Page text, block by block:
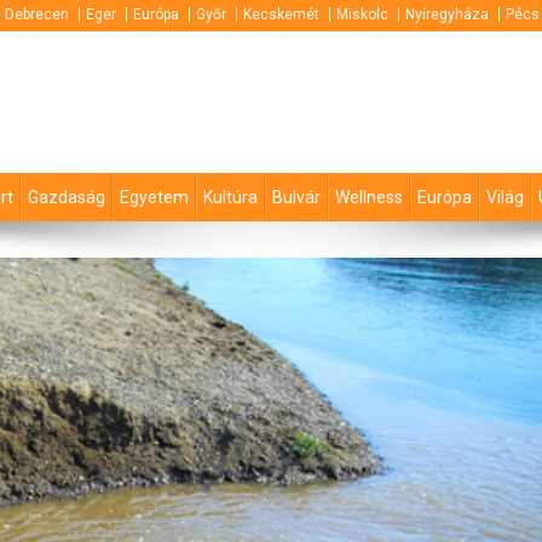
Debrecen Eger Európa Győr Kecskemét Miskolc Nyíregyháza Pécs
Gazdaság Egyetem Kultúra Bulvár Wellness Európa Világ